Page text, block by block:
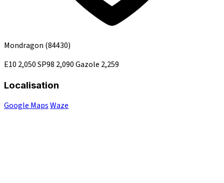
Mondragon (84430)
E10 2,050SP98 2,090Gazole 2,259
Localisation
Google MapsWaze